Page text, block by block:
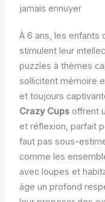
jamais ennuyer
À 6 ans, les enfants
stimulent leur
puzzles à thèmes
sollicitent mémoire
et toujours
Crazy Cupsoffrent
et réflexion, parfait
faut pas sous-
comme les
avec loupes et
âge un profond